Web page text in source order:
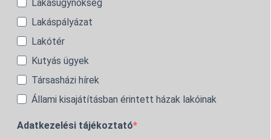
Lakásügynökség
Lakáspályázat
Lakótér
Kutyás ügyek
Társasházi hírek
Állami kisajátításban érintett házak lakóinak
Adatkezelési tájékoztató